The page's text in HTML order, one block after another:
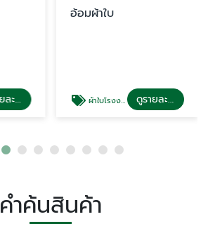
ดูรายละเอียด
อ้อมผ้าใบ
ผ้าใบโรงงาน ดูรายละเอียด
คำค้นสินค้า